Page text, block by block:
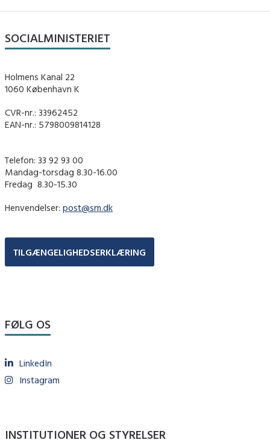
SOCIALMINISTERIET
Holmens Kanal 22
1060 København K
CVR-nr.: 33962452
EAN-nr.: 5798009814128
Telefon: 33 92 93 00
Mandag-torsdag 8.30-16.00
Fredag ​ 8.30-15.30
Henvendelser: post@sm.dk
TILGÆNGELIGHEDSERKLÆRING
FØLG OS
LinkedIn
Instagram
INSTITUTIONER OG STYRELSER